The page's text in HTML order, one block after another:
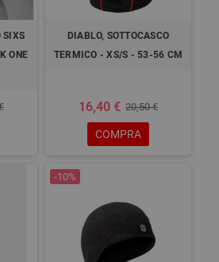
SIXS
ONE
DIABLO, SOTTOCASCO
TERMICO - XS/S - 53-56 CM
16,40 € 20,50 €
COMPRA
-10%